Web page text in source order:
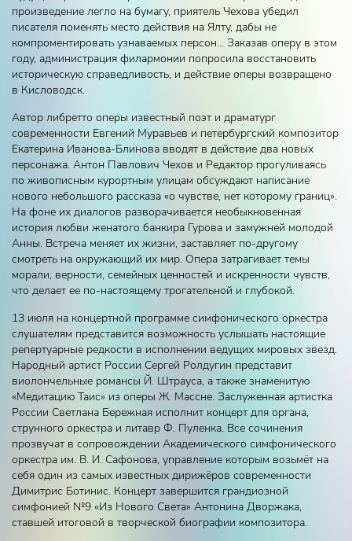
произведение легло на бумагу, приятель Чехова убедил
писателя поменять место действия на Ялту, дабы не
компроментировать узнаваемых персон… Заказав оперу в этом
году, администрация филармонии попросила восстановить
историческую справедливость, и действие оперы возвращено
в Кисловодск.
Автор либретто оперы известный поэт и драматург
современности Евгений Муравьев и петербургский композитор
Екатерина Иванова-Блинова вводят в действие два новых
персонажа. Антон Павлович Чехов и Редактор прогуливаясь
по живописным курортным улицам обсуждают написание
нового небольшого рассказа «о чувстве, нет которому границ».
На фоне их диалогов разворачивается необыкновенная
история любви женатого банкира Гурова и замужней молодой
Анны. Встреча меняет их жизни, заставляет по-другому
смотреть на окружающий их мир. Опера затрагивает темы
морали, верности, семейных ценностей и искренности чувств,
что делает ее по-настоящему трогательной и глубокой.
13 июля на концертной программе симфонического оркестра
слушателям представится возможность услышать настоящие
репертуарные редкости в исполнении ведущих мировых звезд.
Народный артист России Сергей Ролдугин представит
виолончельные романсы Й. Штрауса, а также знаменитую
«Медитацию Таис» из оперы Ж. Массне. Заслуженная артистка
России Светлана Бережная исполнит концерт для органа,
струнного оркестра и литавр Ф. Пуленка. Все сочинения
прозвучат в сопровождении Академического симфонического
оркестра им. В. И. Сафонова, управление которым возьмёт на
себя один из самых известных дирижёров современности
Димитрис Ботинис. Концерт завершится грандиозной
симфонией №9 «Из Нового Света» Антонина Дворжака,
ставшей итоговой в творческой биографии композитора.